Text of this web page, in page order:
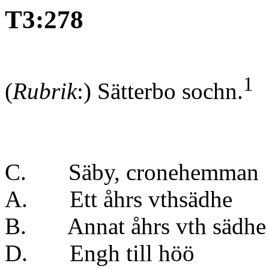
T3:278
(Rubrik:) Sätterbo sochn.1
C. Säby,
A. Ett åhrs
B. Annat åhrs
D. Engh till